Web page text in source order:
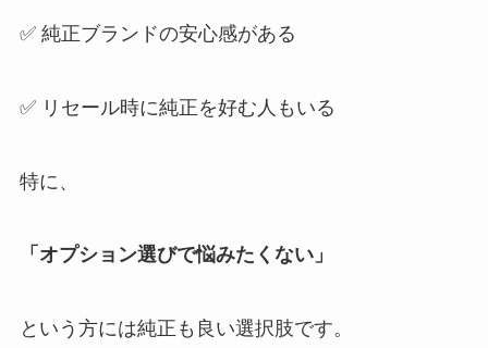
✅ 純正ブランドの安心感がある
✅ リセール時に純正を好む人もいる
特に、
「オプション選びで悩みたくない」
という方には純正も良い選択肢です。